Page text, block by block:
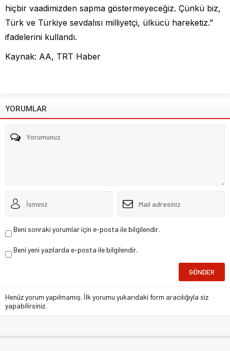
hiçbir vaadimizden sapma göstermeyeceğiz. Çünkü biz,
Türk ve Türkiye sevdalısı milliyetçi, ülkücü hareketiz.”
ifadelerini kullandı.
Kaynak: AA, TRT Haber
YORUMLAR
Beni sonraki yorumlar için e-posta ile bilgilendir.
Beni yeni yazılarda e-posta ile bilgilendir.
Henüz yorum yapılmamış. İlk yorumu yukarıdaki form aracılığıyla siz
yapabilirsiniz.